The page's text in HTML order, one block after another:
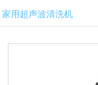
家用超声波清洗机